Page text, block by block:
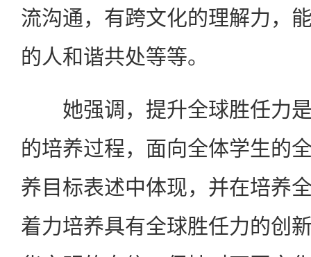
流沟通，有跨文化的理解力，
的人和谐共处等等。
她强调，提升全球胜任力是
的培养过程，面向全体学生的
养目标表述中体现，并在培养
着力培养具有全球胜任力的创